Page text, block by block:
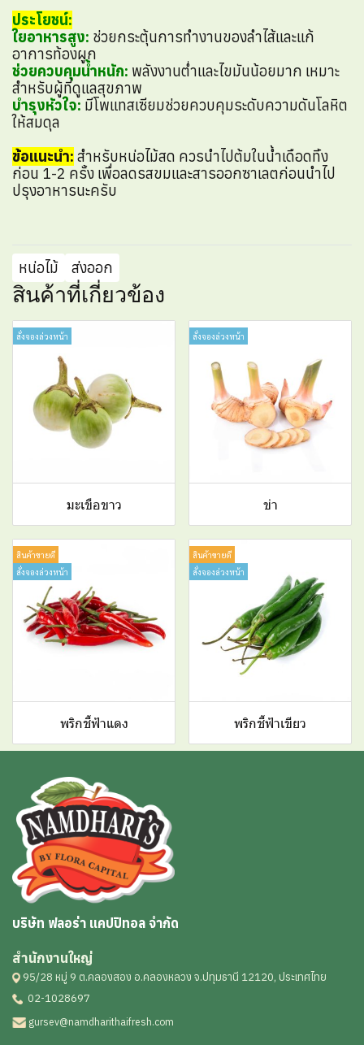
ประโยชน์:
ใยอาหารสูง: ช่วยกระตุ้นการทำงานของลำไส้และแก้
อาการท้องผูก
ช่วยควบคุมน้ำหนัก: พลังงานต่ำและไขมันน้อยมาก เหมาะ
สำหรับผู้ที่ดูแลสุขภาพ
บำรุงหัวใจ: มีโพแทสเซียมช่วยควบคุมระดับความดันโลหิต
ให้สมดุล
ข้อแนะนำ: สำหรับหน่อไม้สด ควรนำไปต้มในน้ำเดือดทิ้ง
ก่อน 1-2 ครั้ง เพื่อลดรสขมและสารออกซาเลตก่อนนำไป
ปรุงอาหารนะครับ
หน่อไม้ ส่งออก
สินค้าที่เกี่ยวข้อง
สั่งจองล่วงหน้า
มะเขือขาว
สั่งจองล่วงหน้า
ข่า
สินค้าขายดี
สั่งจองล่วงหน้า
พริกชี้ฟ้าแดง
สินค้าขายดี
สั่งจองล่วงหน้า
พริกชี้ฟ้าเขียว
บริษัท ฟลอร่า แคปปิทอล จำกัด
สำนักงานใหญ่
95/28 หมู่ 9 ต.คลองสอง อ.คลองหลวง จ.ปทุมธานี 12120, ประเทศไทย
02-1028697
gursev@namdharithaifresh.com